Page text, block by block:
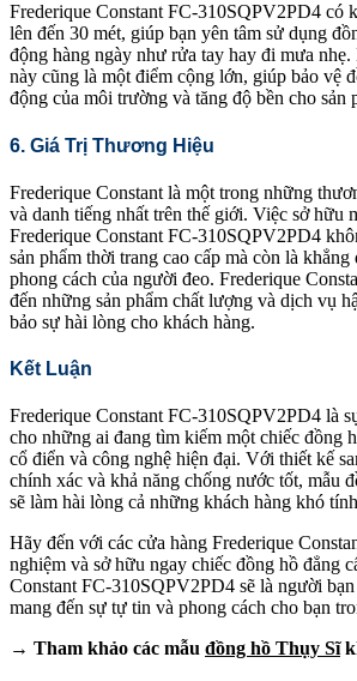
Frederique Constant FC-310SQPV2PD4 có
lên đến 30 mét, giúp bạn yên tâm sử dụng
động hàng ngày như rửa tay hay đi mưa
này cũng là một điểm cộng lớn, giúp bảo vệ
động của môi trường và tăng độ bền cho sản
6. Giá Trị Thương Hiệu
Frederique Constant là một trong những
và danh tiếng nhất trên thế giới. Việc sở hữu
Frederique Constant FC-310SQPV2PD4
sản phẩm thời trang cao cấp mà còn là khẳng
phong cách của người đeo. Frederique
đến những sản phẩm chất lượng và dịch vụ
bảo sự hài lòng cho khách hàng.
Kết Luận
Frederique Constant FC-310SQPV2PD4 là
cho những ai đang tìm kiếm một chiếc đồng
cổ điển và công nghệ hiện đại. Với thiết kế
chính xác và khả năng chống nước tốt, mẫu
sẽ làm hài lòng cả những khách hàng khó
Hãy đến với các cửa hàng Frederique
nghiệm và sở hữu ngay chiếc đồng hồ đẳng
Constant FC-310SQPV2PD4 sẽ là người
mang đến sự tự tin và phong cách cho bạn
→ Tham khảo các mẫu đồng hồ Thụy Sĩ